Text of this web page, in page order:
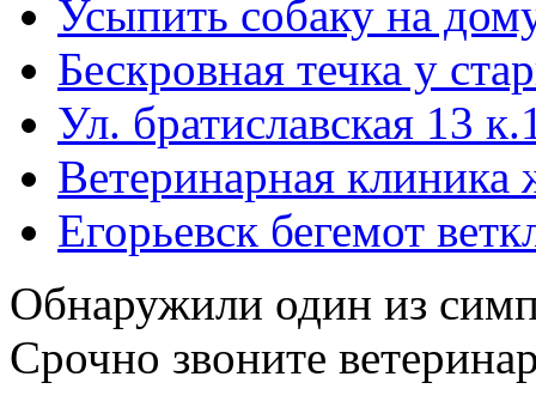
Усыпить собаку на
Бескровная течка у
Ул. братиславская 13
Ветеринарная
Егорьевск бегемот
Обнаружили один из
Срочно звоните